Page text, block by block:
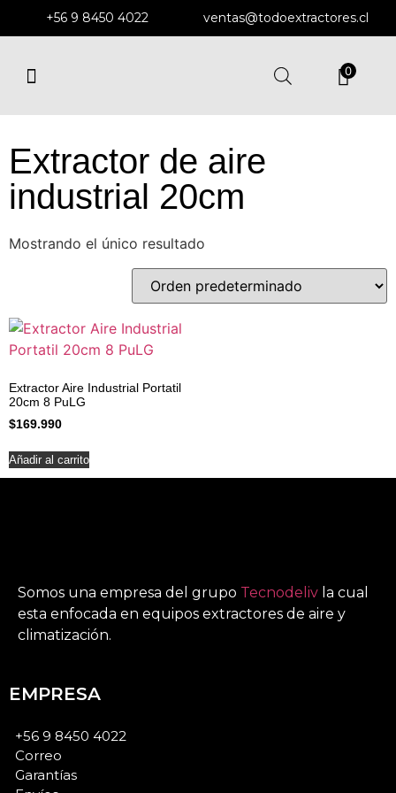
+56 9 8450 4022 ventas@todoextractores.cl
0
Extractor de aire
industrial 20cm
Mostrando el único resultado
Extractor Aire Industrial Portatil
20cm 8 PuLG
$169.990
Añadir al carrito
Somos una empresa del grupo Tecnodeliv la cual
esta enfocada en equipos extractores de aire y
climatización.
EMPRESA
+56 9 8450 4022
Correo
Garantías